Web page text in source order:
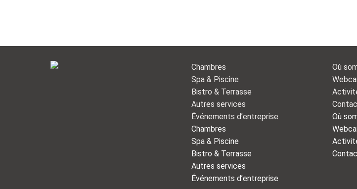
Chambres
Spa & Piscine
Bistro & Terrasse
Autres services
Événements d’entreprise
Chambres
Spa & Piscine
Bistro & Terrasse
Autres services
Événements d’entreprise
Où
Où